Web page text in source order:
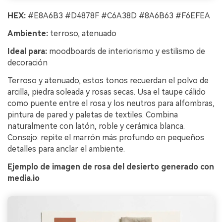
HEX: #E8A6B3 #D4878F #C6A38D #8A6B63 #F6EFEA
Ambiente: terroso, atenuado
Ideal para: moodboards de interiorismo y estilismo de
decoración
Terroso y atenuado, estos tonos recuerdan el polvo de
arcilla, piedra soleada y rosas secas. Usa el taupe cálido
como puente entre el rosa y los neutros para alfombras,
pintura de pared y paletas de textiles. Combina
naturalmente con latón, roble y cerámica blanca.
Consejo: repite el marrón más profundo en pequeños
detalles para anclar el ambiente.
Ejemplo de imagen de rosa del desierto generado con
media.io